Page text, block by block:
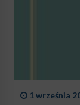
1 września